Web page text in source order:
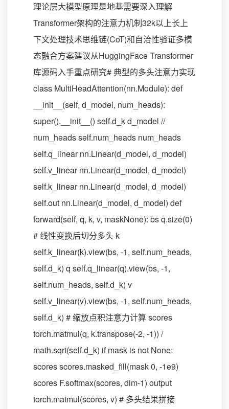
理论层大模型原理是地基需要深入理解
Transformer架构的注意力机制32k以上长上
下文处理技术思维链(CoT)和自洽性验证多模
态融合方案建议从HuggingFace Transformer
库源码入手重点研究# 典型的多头注意力实现
class MultiHeadAttention(nn.Module): def
__init__(self, d_model, num_heads):
super().__init__() self.d_k d_model //
num_heads self.num_heads num_heads
self.q_linear nn.Linear(d_model, d_model)
self.v_linear nn.Linear(d_model, d_model)
self.k_linear nn.Linear(d_model, d_model)
self.out nn.Linear(d_model, d_model) def
forward(self, q, k, v, maskNone): bs q.size(0)
# 线性变换后切分多头 k
self.k_linear(k).view(bs, -1, self.num_heads,
self.d_k) q self.q_linear(q).view(bs, -1,
self.num_heads, self.d_k) v
self.v_linear(v).view(bs, -1, self.num_heads,
self.d_k) # 缩放点积注意力计算 scores
torch.matmul(q, k.transpose(-2, -1)) /
math.sqrt(self.d_k) if mask is not None:
scores scores.masked_fill(mask 0, -1e9)
scores F.softmax(scores, dim-1) output
torch.matmul(scores, v) # 多头结果拼接